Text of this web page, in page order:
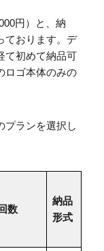
円）と、納
ております。デ
て初めて納品可
ロゴ本体のみの
プランを選択し
数
納品
形式